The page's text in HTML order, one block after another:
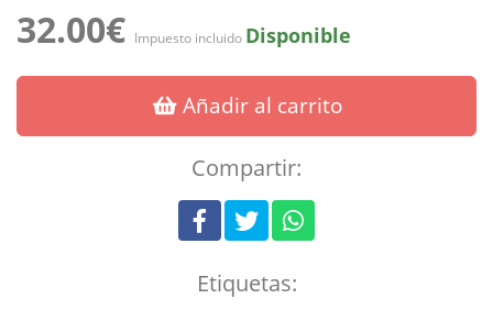
32.00€ Impuesto incluido Disponible
Añadir al carrito
Compartir:
Etiquetas: